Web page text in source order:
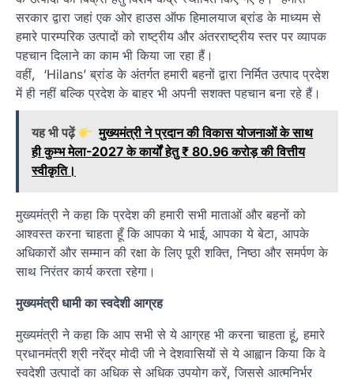
सरकार द्वारा जहां एक ओर हाउस ऑफ हिमालयाज ब्रांड के माध्यम से
हमारे पारम्परिक उत्पादों को राष्ट्रीय और अंतरराष्ट्रीय स्तर पर व्यापक
पहचान दिलाने का काम भी किया जा रहा हैं।
वहीं, ‘Hilans’ ब्रांड के अंतर्गत हमारी बहनों द्वारा निर्मित उत्पाद प्रदेश
में ही नहीं बल्कि प्रदेश के बाहर भी अपनी सशक्त पहचान बना रहे हैं।
यह भी पढ़ें
मुख्यमंत्री ने प्रदान की विकास योजनाओं के साथ
ही कुम्भ मेला-2027 के कार्यों हेतु ₹ 80.96 करोड़ की वित्तीय
स्वीकृति।
मुख्यमंत्री ने कहा कि प्रदेश की हमारी सभी माताओं और बहनों को
आश्वस्त करना चाहता हूँ कि आपका ये भाई, आपका ये बेटा, आपके
अधिकारों और सम्मान की रक्षा के लिए पूरी शक्ति, निष्ठा और समर्पण के
साथ निरंतर कार्य करता रहेगा।
मुख्यमंत्री धामी का स्वदेशी आग्रह
मुख्यमंत्री ने कहा कि आप सभी से ये आग्रह भी करना चाहता हूं, हमारे
प्रधानमंत्री श्री नरेंद्र मोदी जी ने देशवासियों से ये आह्वान किया कि वे
स्वदेशी उत्पादों का अधिक से अधिक उपयोग करें, जिससे आत्मनिर्भर